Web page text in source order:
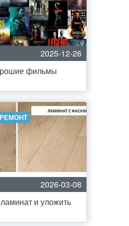
2025-12-26
фильмы
2026-03-08
и уложить